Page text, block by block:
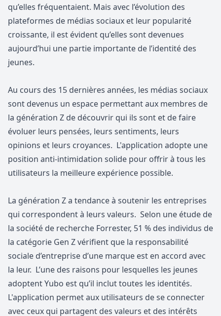
qu’elles fréquentaient. Mais avec l’évolution des
plateformes de médias sociaux et leur popularité
croissante, il est évident qu’elles sont devenues
aujourd’hui une partie importante de l’identité des
jeunes.
Au cours des 15 dernières années, les médias sociaux
sont devenus un espace permettant aux membres de
la génération Z de découvrir qui ils sont et de faire
évoluer leurs pensées, leurs sentiments, leurs
opinions et leurs croyances. L'application adopte une
position anti-intimidation solide pour offrir à tous les
utilisateurs la meilleure expérience possible.
La génération Z a tendance à soutenir les entreprises
qui correspondent à leurs valeurs. Selon une étude de
la société de recherche Forrester, 51 % des individus de
la catégorie Gen Z vérifient que la responsabilité
sociale d’entreprise d’une marque est en accord avec
la leur. L’une des raisons pour lesquelles les jeunes
adoptent Yubo est qu’il inclut toutes les identités.
L'application permet aux utilisateurs de se connecter
avec ceux qui partagent des valeurs et des intérêts